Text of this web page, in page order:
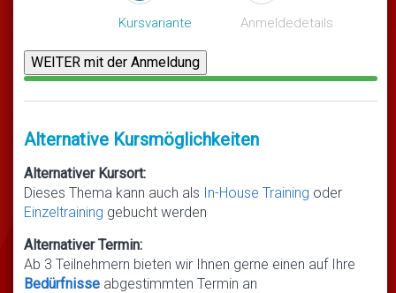
Kursvariante Anmeldedetails
Alternative Kursmöglichkeiten
Alternativer Kursort:
Dieses Thema kann auch als In-House Training oder
Einzeltraining gebucht werden
Alternativer Termin:
Ab 3 Teilnehmern bieten wir Ihnen gerne einen auf Ihre
Bedürfnisse abgestimmten Termin an